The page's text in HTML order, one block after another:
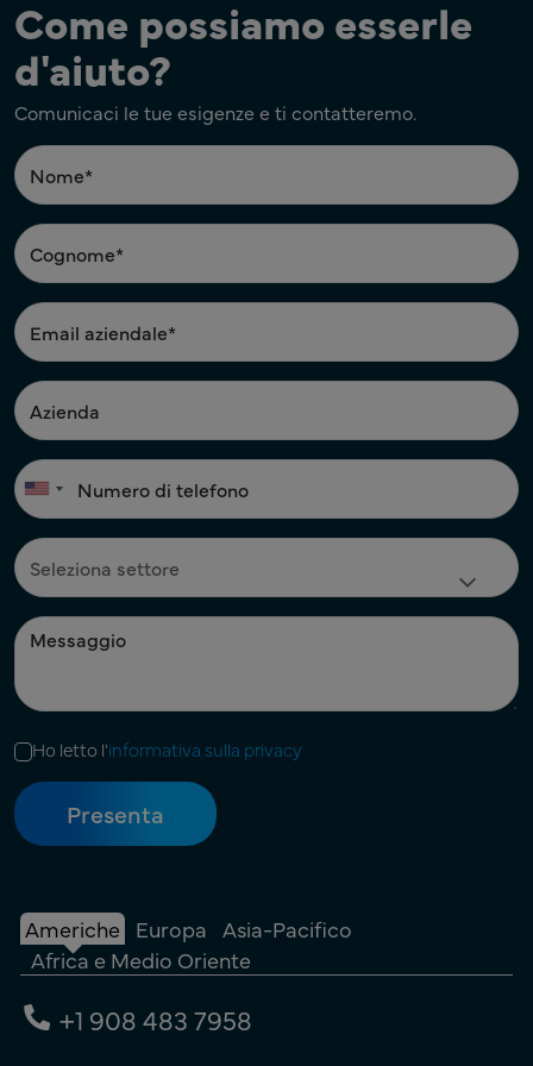
Come possiamo esserle
d'aiuto?
Comunicaci le tue esigenze e ti contatteremo.
Ho letto l'informativa sulla privacy
Americhe Europa Asia-Pacifico